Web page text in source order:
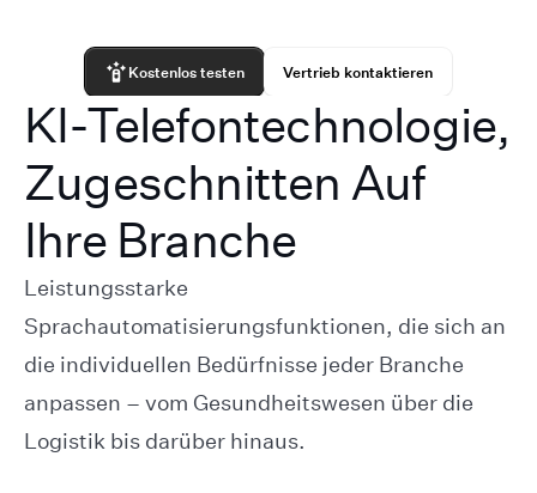
Kostenlos testen Vertrieb kontaktieren
KI-Telefontechnologie,
Zugeschnitten Auf
Ihre Branche
Leistungsstarke
Sprachautomatisierungsfunktionen, die sich an
die individuellen Bedürfnisse jeder Branche
anpassen – vom Gesundheitswesen über die
Logistik bis darüber hinaus.